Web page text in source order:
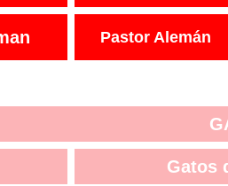
Pastor Alemán
Gatos